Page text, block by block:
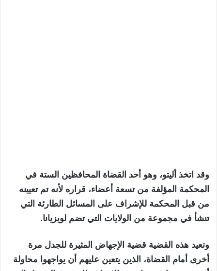
وقد اتخذ أليتو، وهو أحد القضاة المحافظين الستة في
المحكمة المؤلفة من تسعة أعضاء، قراره لأنه تم تعيينه
من قبل المحكمة للإشراف على المسائل الطارئة التي
تنشأ في مجموعة من الولايات التي تضم لويزيانا.
وتعيد هذه القضية قضية الإجهاض المثيرة للجدل مرة
أخرى أمام القضاة، الذين يتعين عليهم أن يواجهوا محاولة